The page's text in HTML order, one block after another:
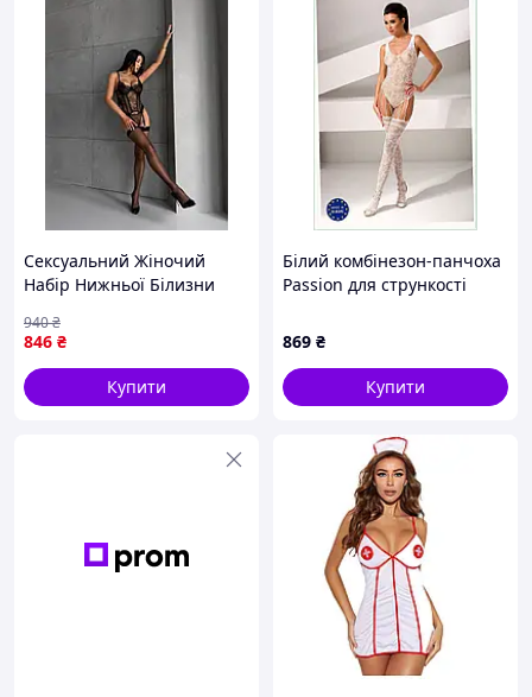
Сексуальний Жіночий
Набір Нижньої Білизни
Еротичний Комплект
Білизни з Мережива для
Дівчини
846 ₴
940₴
Купити
Білий комбінезон-панчоха
Passion для стрункості
869 ₴
Купити